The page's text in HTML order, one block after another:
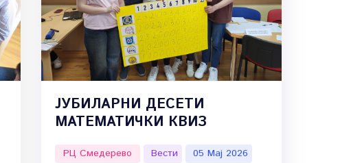
ЈУБИЛАРНИ ДЕСЕТИ
МАТЕМАТИЧКИ КВИЗ
РЦ Смедерево Вести
05 Мај 2026